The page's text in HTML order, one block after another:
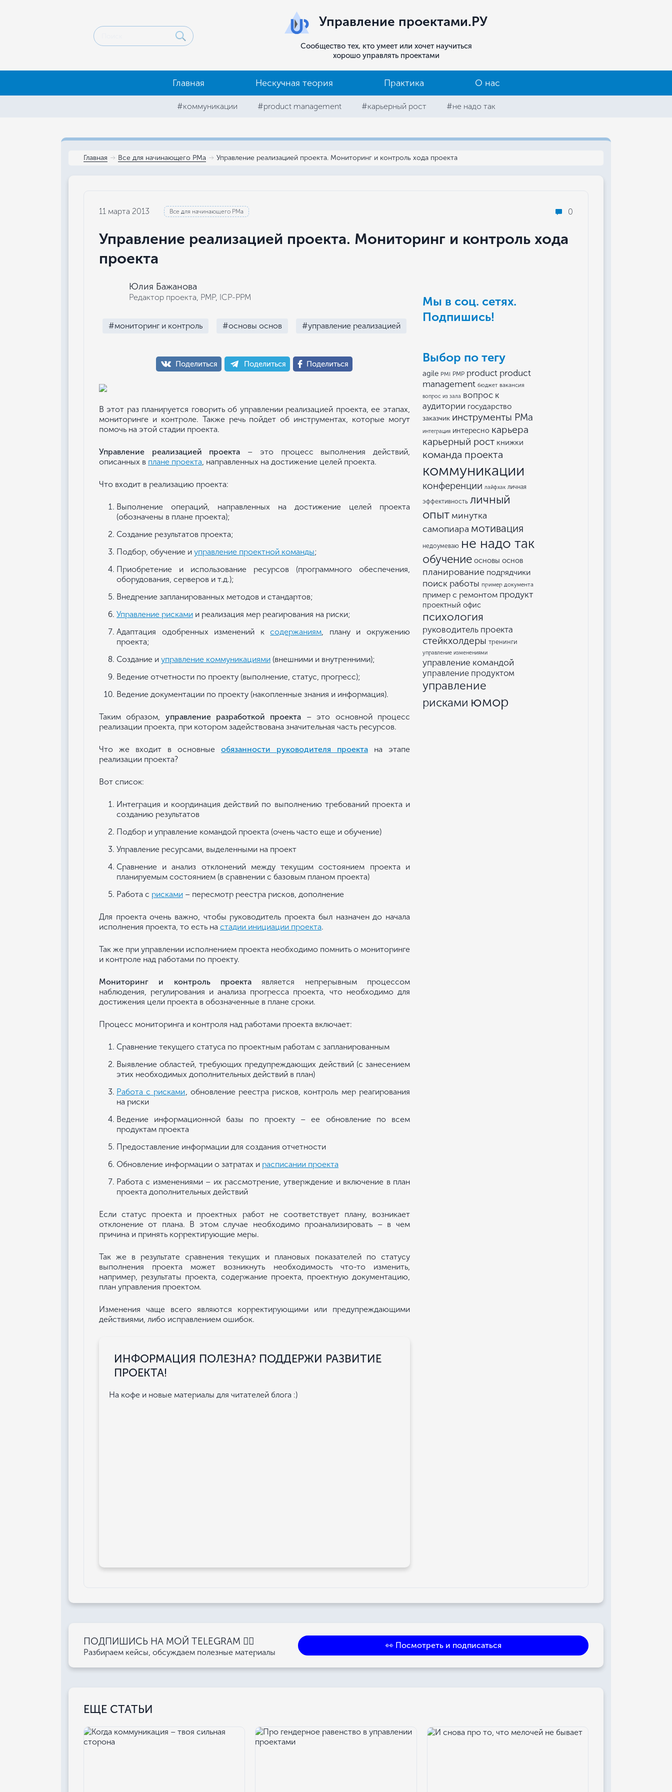
Управление проектами.РУ
Сообщество тех, кто умеет или хочет научиться
хорошо управлять проектами
Главная Нескучная теория Практика О нас
#коммуникации #product management #карьерный рост #не надо так
Главная Все для начинающего РМа Управление реализацией проекта. Мониторинг и контроль хода проекта
11 марта 2013 Все для начинающего РМа 0
Управление реализацией проекта. Мониторинг и контроль хода
проекта
Юлия Бажанова
Редактор проекта, РМР, ICP-PPM
#мониторинг и контроль #основы основ #управление реализацией
Поделиться Поделиться Поделиться
В этот раз планируется говорить об управлении реализацией проекта, ее этапах,
мониторинге и контроле. Также речь пойдет об инструментах, которые могут
помочь на этой стадии проекта.
Управление реализацией проекта – это процесс выполнения действий,
описанных в плане проекта, направленных на достижение целей проекта.
Что входит в реализацию проекта:
Выполнение операций, направленных на достижение целей проекта
(обозначены в плане проекта);
Создание результатов проекта;
Подбор, обучение и управление проектной команды;
Приобретение и использование ресурсов (программного обеспечения,
оборудования, серверов и т.д.);
Внедрение запланированных методов и стандартов;
Управление рисками и реализация мер реагирования на риски;
Адаптация одобренных изменений ксодержаниям, плану и окружению
проекта;
Создание и управление коммуникациями (внешними и внутренними);
Ведение отчетности по проекту (выполнение, статус, прогресс);
Ведение документации по проекту (накопленные знания и информация).
Таким образом, управление разработкой проекта – это основной процесс
реализации проекта, при котором задействована значительная часть ресурсов.
Что же входит в основные обязанности руководителя проекта на этапе
реализации проекта?
Вот список:
Интеграция и координация действий по выполнению требований проекта и
созданию результатов
Подбор и управление командой проекта (очень часто еще и обучение)
Управление ресурсами, выделенными на проект
Сравнение и анализ отклонений между текущим состоянием проекта и
планируемым состоянием (в сравнении с базовым планом проекта)
Работа с рисками – пересмотр реестра рисков, дополнение
Для проекта очень важно, чтобы руководитель проекта был назначен до начала
исполнения проекта, то есть на стадии инициации проекта.
Так же при управлении исполнением проекта необходимо помнить о мониторинге
и контроле над работами по проекту.
Мониторинг и контроль проекта является непрерывным процессом
наблюдения, регулирования и анализа прогресса проекта, что необходимо для
достижения цели проекта в обозначенные в плане сроки.
Процесс мониторинга и контроля над работами проекта включает:
Сравнение текущего статуса по проектным работам с запланированным
Выявление областей, требующих предупреждающих действий (с занесением
этих необходимых дополнительных действий в план)
Работа с рисками, обновление реестра рисков, контроль мер реагирования
на риски
Ведение информационной базы по проекту – ее обновление по всем
продуктам проекта
Предоставление информации для создания отчетности
Обновление информации о затратах и расписании проекта
Работа с изменениями – их рассмотрение, утверждение и включение в план
проекта дополнительных действий
Если статус проекта и проектных работ не соответствует плану, возникает
отклонение от плана. В этом случае необходимо проанализировать – в чем
причина и принять корректирующие меры.
Так же в результате сравнения текущих и плановых показателей по статусу
выполнения проекта может возникнуть необходимость что-то изменить,
например, результаты проекта, содержание проекта, проектную документацию,
план управления проектом.
Изменения чаще всего являются корректирующими или предупреждающими
действиями, либо исправлением ошибок.
ИНФОРМАЦИЯ ПОЛЕЗНА? ПОДДЕРЖИ РАЗВИТИЕ
ПРОЕКТА!
На кофе и новые материалы для читателей блога :)
Мы в соц. сетях.
Подпишись!
Выбор по тегу
agile PMI PMP product product
management бюджет вакансия
вопрос из зала вопрос к
аудитории государство
заказчик инструменты РМа
интеграция интересно карьера
карьерный рост книжки
команда проекта
коммуникации
конференции лайфхак личная
эффективность личный
опыт минутка
самопиара мотивация
недоумеваю не надо так
обучение основы основ
планирование подрядчики
поиск работы пример документа
пример с ремонтом продукт
проектный офис
психология
руководитель проекта
стейкхолдеры тренинги
управление изменениями
управление командой
управление продуктом
управление
рисками юмор
ПОДПИШИСЬ НА МОЙ TELEGRAM 👉🏻
Разбираем кейсы, обсуждаем полезные материалы
👀 Посмотреть и подписаться
ЕЩЕ СТАТЬИ